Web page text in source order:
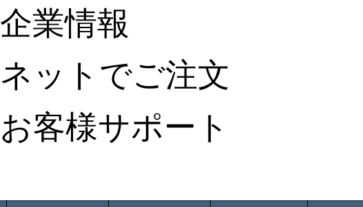
企業情報
ネットでご注文
お客様サポート